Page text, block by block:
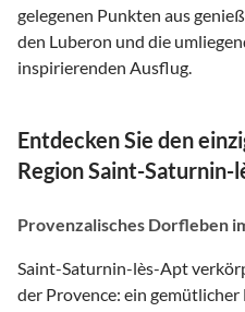
gelegenen Punkten aus
den Luberon und die
inspirierenden Ausflug.
Entdecken Sie den
Region Saint-Saturnin-
Provenzalisches Dorfleben
Saint-Saturnin-lès-Apt
der Provence: ein